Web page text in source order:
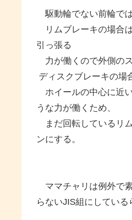
駆動輪でない前輪では
リムブレーキの場合
引っ張る
力が働くので外側の
ディスクブレーキの場
ホイールの中心に近
うな力が働くため、
まだ回転しているリ
ンにする。
ママチャリは例外で
らないJIS組にしている